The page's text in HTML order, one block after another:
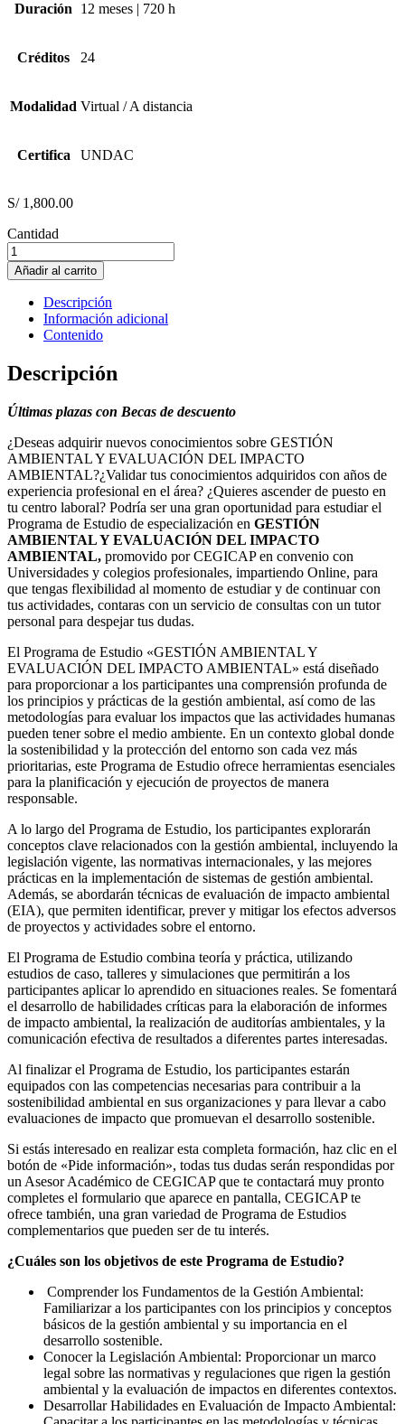
Duración 12 meses | 720 h
Créditos 24
Modalidad Virtual / A distancia
Certifica UNDAC
S/1,800.00
Cantidad
GESTIÓN
AMBIENTAL
Y
EVALUACION
DEL
IMPACTO
AMBIENTAL
cantidad
Añadir al carrito
Descripción
Información adicional
Contenido
Descripción
Últimas plazas con Becas de descuento
¿Deseas adquirir nuevos conocimientos sobre GESTIÓN
AMBIENTAL Y EVALUACIÓN DEL IMPACTO
AMBIENTAL?¿Validar tus conocimientos adquiridos con años de
experiencia profesional en el área? ¿Quieres ascender de puesto en
tu centro laboral? Podría ser una gran oportunidad para estudiar el
Programa de Estudio de especialización en GESTIÓN
AMBIENTAL Y EVALUACIÓN DEL IMPACTO
AMBIENTAL, promovido por CEGICAP en convenio con
Universidades y colegios profesionales, impartiendo Online, para
que tengas flexibilidad al momento de estudiar y de continuar con
tus actividades, contaras con un servicio de consultas con un tutor
personal para despejar tus dudas.
El Programa de Estudio «GESTIÓN AMBIENTAL Y
EVALUACIÓN DEL IMPACTO AMBIENTAL» está diseñado
para proporcionar a los participantes una comprensión profunda de
los principios y prácticas de la gestión ambiental, así como de las
metodologías para evaluar los impactos que las actividades humanas
pueden tener sobre el medio ambiente. En un contexto global donde
la sostenibilidad y la protección del entorno son cada vez más
prioritarias, este Programa de Estudio ofrece herramientas esenciales
para la planificación y ejecución de proyectos de manera
responsable.
A lo largo del Programa de Estudio, los participantes explorarán
conceptos clave relacionados con la gestión ambiental, incluyendo la
legislación vigente, las normativas internacionales, y las mejores
prácticas en la implementación de sistemas de gestión ambiental.
Además, se abordarán técnicas de evaluación de impacto ambiental
(EIA), que permiten identificar, prever y mitigar los efectos adversos
de proyectos y actividades sobre el entorno.
El Programa de Estudio combina teoría y práctica, utilizando
estudios de caso, talleres y simulaciones que permitirán a los
participantes aplicar lo aprendido en situaciones reales. Se fomentará
el desarrollo de habilidades críticas para la elaboración de informes
de impacto ambiental, la realización de auditorías ambientales, y la
comunicación efectiva de resultados a diferentes partes interesadas.
Al finalizar el Programa de Estudio, los participantes estarán
equipados con las competencias necesarias para contribuir a la
sostenibilidad ambiental en sus organizaciones y para llevar a cabo
evaluaciones de impacto que promuevan el desarrollo sostenible.
Si estás interesado en realizar esta completa formación, haz clic en el
botón de «Pide información», todas tus dudas serán respondidas por
un Asesor Académico de CEGICAP que te contactará muy pronto
completes el formulario que aparece en pantalla, CEGICAP te
ofrece también, una gran variedad de Programa de Estudios
complementarios que pueden ser de tu interés.
¿Cuáles son los objetivos de este Programa de Estudio?
Comprender los Fundamentos de la Gestión Ambiental:
Familiarizar a los participantes con los principios y conceptos
básicos de la gestión ambiental y su importancia en el
desarrollo sostenible.
Conocer la Legislación Ambiental: Proporcionar un marco
legal sobre las normativas y regulaciones que rigen la gestión
ambiental y la evaluación de impactos en diferentes contextos.
Desarrollar Habilidades en Evaluación de Impacto Ambiental: